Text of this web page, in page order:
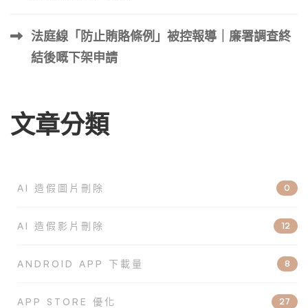
法庭線「防止賄賂條例」被控報導｜廉署調查終
結後嘅下架申請
文章分類
AI 造假圖片刪除 0
AI 造假影片刪除 12
ANDROID APP 下載量 8
APP STORE 優化 27